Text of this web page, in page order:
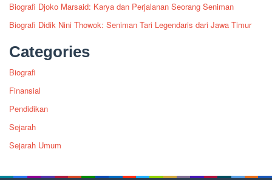
Biografi Djoko Marsaid: Karya dan Perjalanan Seorang Seniman
Biografi Didik Nini Thowok: Seniman Tari Legendaris dari Jawa Timur
Categories
Biografi
Finansial
Pendidikan
Sejarah
Sejarah Umum